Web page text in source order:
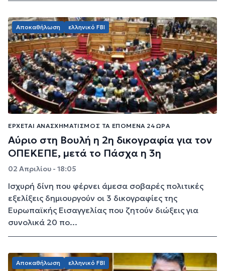
Αποκαθήλωση ελληνικό FBI
ΈΡΧΕΤΑΙ ΑΝΑΣΧΗΜΑΤΙΣΜΌΣ ΤΑ ΕΠΌΜΕΝΑ 24ΩΡΑ
Αύριο στη Βουλή η 2η δικογραφία για τον
ΟΠΕΚΕΠΕ, μετά το Πάσχα η 3η
02 Απριλίου - 18:05
Ισχυρή δίνη που φέρνει άμεσα σοβαρές πολιτικές
εξελίξεις δημιουργούν οι 3 δικογραφίες της
Ευρωπαϊκής Εισαγγελίας που ζητούν διώξεις για
συνολικά 20 πο...
Αποκαθήλωση ελληνικό FBI